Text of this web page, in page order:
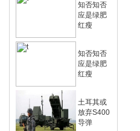
知否知否
应是绿肥
红瘦
知否知否
应是绿肥
红瘦
土耳其或
放弃S400
导弹